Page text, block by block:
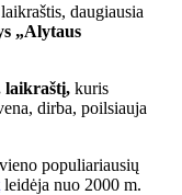
daugiausia
„Alytaus
laikraštį, kuris
dirba, poilsiauja
populiariausių
leidėja nuo 2000 m.